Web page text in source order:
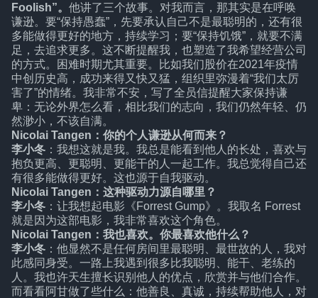
Foolish”。 他讲了三个故事。对我而言，那其实是在呼唤
谦逊。要“保持愚蠢”，先要承认自己不是最聪明的，还有很
多能做得更好的地方，持续学习；要“保持饥饿”，就要不满
足，去追求更多。这不断提醒我，也塑造了我希望经营公司
的方式。困难时期尤其重要。比如我们股价在2021年疫情
中创历史高，成功来得又快又猛，组织里弥漫着“我们太厉
害了”的情绪。我非常不安，写了全员信提醒大家保持谦
卑：无论外界怎么看，相比我们的志向，我们仍然年轻、仍
然渺小，不该自满。
Nicolai Tangen：你的个人谦逊从何而来？
李小冬 ：我想这就是我。我总是能看到他人的长处，喜欢与
抱负更高、更聪明、更能干的人一起工作。我总觉得自己还
有很多能做得更好。这也源于自我驱动。
Nicolai Tangen：这种驱动力源自哪里？
李小冬 ：让我想起电影《Forrest Gump》。我取名 Forrest
就是因为这部电影，我非常喜欢这个角色。
Nicolai Tangen：我也喜欢。你最喜欢他什么？
李小冬 ：他显然不是任何房间里最聪明、最世故的人，我对
此感同身受。一路上我遇到很多比我聪明、能干、老练的
人。我也许天生擅长识别他人的优点，欣赏并与他们合作。
而看看阿甘做了些什么：他善良、真诚，持续帮助他人，对